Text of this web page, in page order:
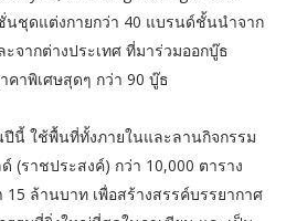
ชุดแต่งกายกว่า 40 แบรนด์ชั้นนำจาก
จากต่างประเทศ ที่มาร่วมออกบู๊ธ
าพิเศษสุดๆ กว่า 90 บู๊ธ
ปีนี้ ใช้พื้นที่ทั้งภายในและลานกิจกรรม
(ราชประสงค์) กว่า 10,000 ตาราง
ล้านบาท เพื่อสร้างสรรค์บรรยากาศ